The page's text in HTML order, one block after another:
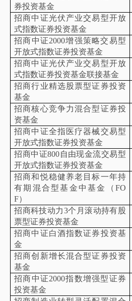
券投资基金
招商中证光伏产业交易型开放
式指数证券投资基金
招商中证2000增强策略交易型
开放式指数证券投资基金
招商中证光伏产业交易型开放
式指数证券投资基金联接基金
招商行业精选股票型证券投资
基金
招商核心竞争力混合型证券投
资基金
招商中证全指医疗器械交易型
开放式指数证券投资基金
招商中证800自由现金流交易型
开放式指数证券投资基金
招商和悦稳健养老目标一年持
有期混合型基金中基金（ FO
F）
招商科技动力3个月滚动持有股
票型证券投资基金
招商中证白酒指数证券投资基
金
招商创新增长混合型证券投资
基金
招商中证2000指数增强型证券
投资基金